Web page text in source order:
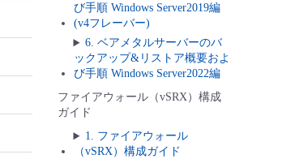
び手順 Windows Server2019編
(v4フレーバー)
6. ベアメタルサーバーのバ
ックアップ&リストア概要およ
び手順 Windows Server2022編
ファイアウォール（vSRX）構成
ガイド
1. ファイアウォール
（vSRX）構成ガイド